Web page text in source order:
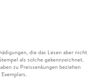
die das Lesen aber nicht
als solche gekennzeichnet.
zu Preissenkungen beziehen